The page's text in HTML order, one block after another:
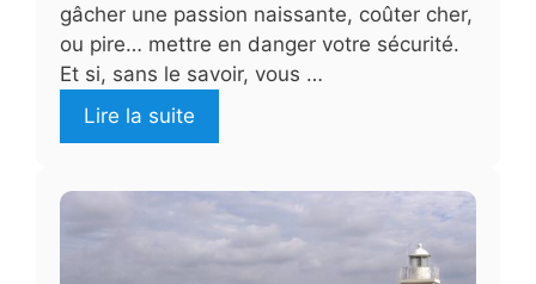
gâcher une passion naissante, coûter cher,
ou pire… mettre en danger votre sécurité.
Et si, sans le savoir, vous …
Lire la suite